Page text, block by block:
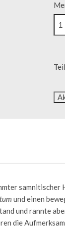
samnitischer
und einen
und rannte
die